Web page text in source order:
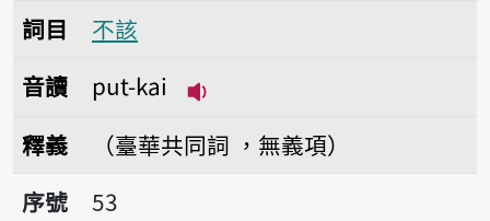
詞目
不該
音讀
put-kai
釋義
（臺華共同詞 ，無義項）
序號53不解
序號
53